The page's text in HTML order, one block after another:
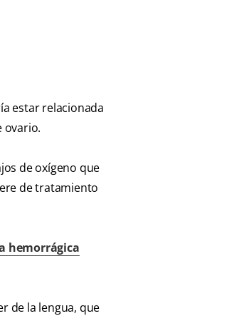
estar relacionada
ovario.
de oxígeno que
de tratamiento
hemorrágica
de la lengua, que